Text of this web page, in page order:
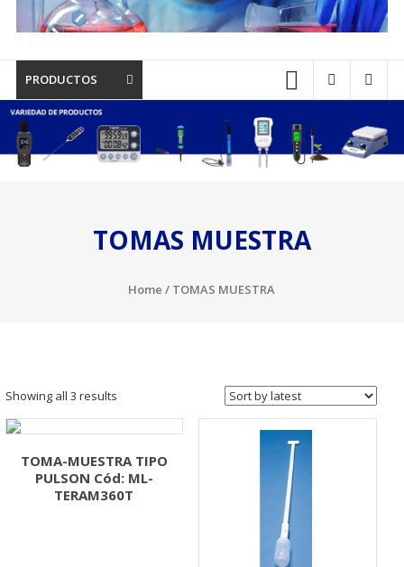
Educacionales.
PRODUCTOS
TOMAS MUESTRA
Home / TOMAS MUESTRA
Showing all 3 results
TOMA-MUESTRA TIPO
PULSON Cód: ML-
TERAM360T